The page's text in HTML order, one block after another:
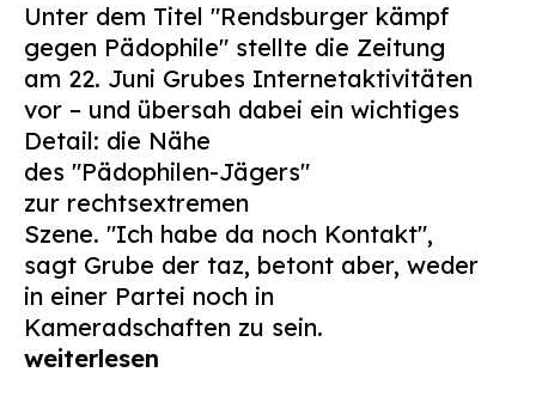
Unter dem Titel "Rendsburger kämpf
gegen Pädophile" stellte die Zeitung
am 22. Juni Grubes Internetaktivitäten
vor – und übersah dabei ein wichtiges
Detail: die Nähe
des "Pädophilen-Jägers"
zur rechtsextremen
Szene. "Ich habe da noch Kontakt",
sagt Grube der taz, betont aber, weder
in einer Partei noch in
Kameradschaften zu sein.
weiterlesen